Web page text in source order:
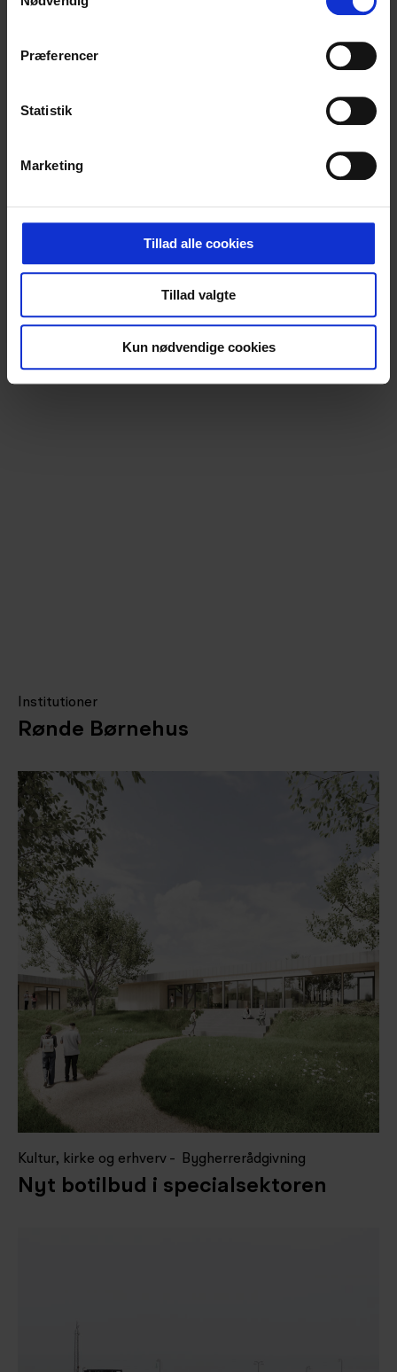
Præferencer
Statistik
Marketing
Tillad alle cookies
Tillad valgte
Kun nødvendige cookies
Solsideskolen
Institutioner
Rønde Børnehus
Kultur, kirke og erhverv Bygherrerådgivning
Nyt botilbud i specialsektoren